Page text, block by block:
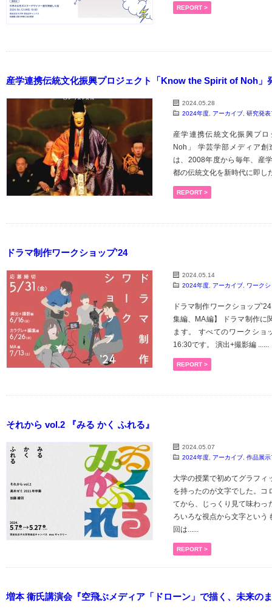
REPORT >
産学連携伝統文化振興プロジェクト「Know the Spirit of Noh」
2024.05.28
2024年度
アーカイブ 研究発
産学連携伝統文化振興プ
Noh」 学芸学部メディア創
は、2008年度から毎年、産
都の伝統文化を新時代に即し
REPORT >
ドラマ制作ワークショップ’24
2024.05.14
2024年度
アーカイブ ワーク
ドラマ制作ワークショップ
集編、MA編】 ドラマ制作に
ます。 すべてのワークショ
16:30です。 演出+撮影編 ......
REPORT >
それから vol.2 『みる かく ふれる』
2024.05.07
2024年度
アーカイブ 作品展
大学の授業で初めてグラフィ
を持ったのが文字でした。コ
てから、じっくり見て味わっ
ろいろな視点から文字という
回は......
REPORT >
増本 衞氏講演会『空飛ぶメディア「ドローン」で描く、未来の